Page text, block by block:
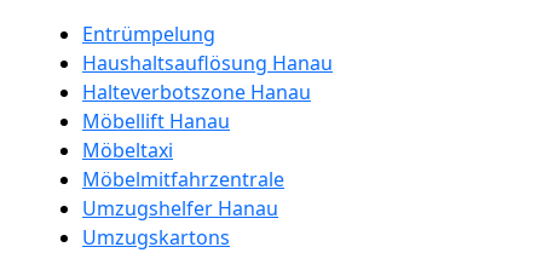
Entrümpelung
Haushaltsauflösung Hanau
Halteverbotszone Hanau
Möbellift Hanau
Möbeltaxi
Möbelmitfahrzentrale
Umzugshelfer Hanau
Umzugskartons